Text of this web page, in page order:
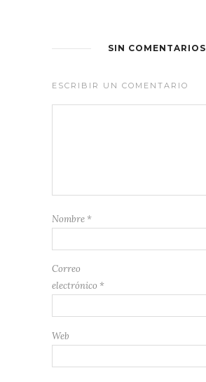
SIN COMENTARIOS
ESCRIBIR UN COMENTARIO
Nombre *
Correo
electrónico *
Web